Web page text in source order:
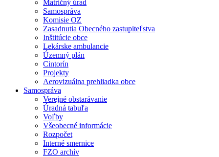
Matričný úrad
Samospráva
Komisie OZ
Zasadnutia Obecného zastupiteľstva
Inštitúcie obce
Lekárske ambulancie
Územný plán
Cintorín
Projekty
Aerovizuálna prehliadka obce
Samospráva
Verejné obstarávanie
Úradná tabuľa
Voľby
Všeobecné informácie
Rozpočet
Interné smernice
FZO archív